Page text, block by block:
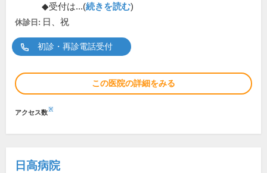
◆受付は...(続きを読む)
休診日: 日、祝
初診・再診電話受付
この医院の詳細をみる
アクセス数※
日高病院